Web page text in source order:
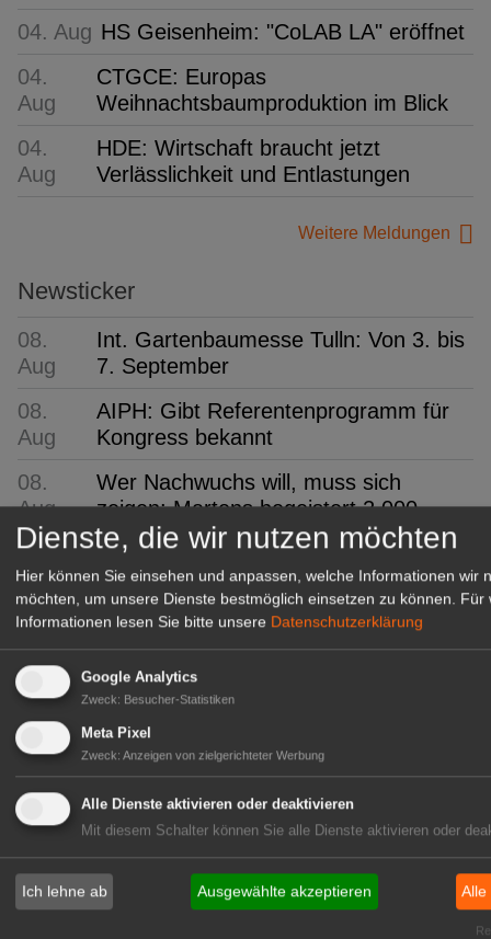
04. Aug HS Geisenheim: "CoLAB LA" eröffnet
04.
Aug
CTGCE: Europas
Weihnachtsbaumproduktion im Blick
04.
Aug
HDE: Wirtschaft braucht jetzt
Verlässlichkeit und Entlastungen
Weitere Meldungen
Newsticker
08.
Aug
Int. Gartenbaumesse Tulln: Von 3. bis
7. September
08.
Aug
AIPH: Gibt Referentenprogramm für
Kongress bekannt
08.
Aug
Wer Nachwuchs will, muss sich
zeigen: Martens begeistert 2.000
Besucher
08.
Aug
ifo: Deutsche Wirtschaft
überraschend robust
08.
Aug
FDF-Bundesverband:
Kommissarisches Leitungsteam
08.
Aug
"1000 gute Gründe": Ein Hauch von
Provence
08.
Aug
Ökokiste e.V.: 30 Jahre Bio ohne
Umwege
08.
Aug
IPZ: Robert Knöferl übernimmt die
Leitung
Dienste, die wir nutzen möchten
Hier können Sie einsehen und anpassen, welche Informationen wir
möchten, um unsere Dienste bestmöglich einsetzen zu können.
Für
Informationen lesen Sie bitte unsere Datenschutzerklärung
Google Analytics
Zweck: Besucher-Statistiken
Meta Pixel
Zweck: Anzeigen von zielgerichteter Werbung
Alle Dienste aktivieren oder deaktivieren
Mit diesem Schalter können Sie alle Dienste aktivieren oder
Ich lehne ab Ausgewählte akzeptieren Alle